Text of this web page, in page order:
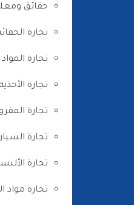
حقائق
تجارة
تجارة
تجارة
تجارة
تجارة
تجارة
تجارة مواد